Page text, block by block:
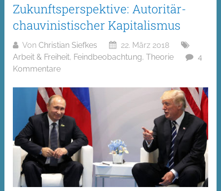
Zukunftsperspektive: Autoritär-
chauvinistischer Kapitalismus
VonChristian Siefkes
22. März 2018
Arbeit & Freiheit, Feindbeobachtung,Theorie
4
Kommentare